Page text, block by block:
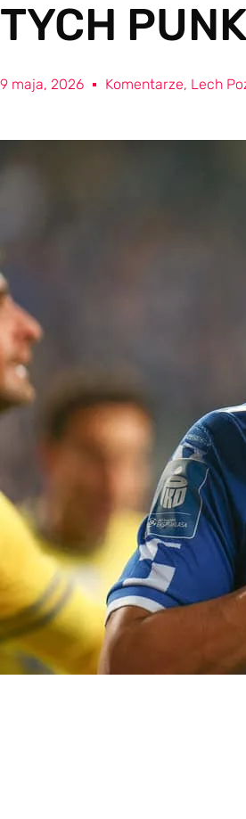
TYCH
9 maja, 2026 Komentarze, Lech